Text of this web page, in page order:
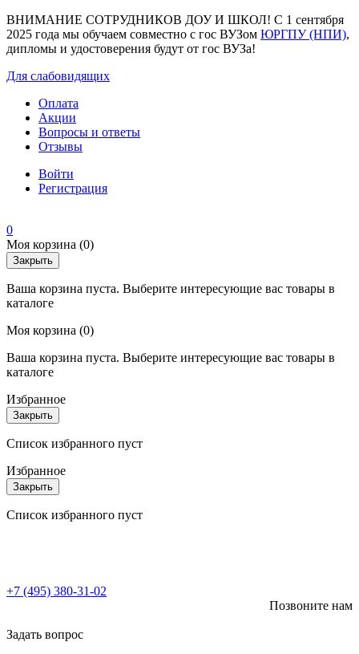
ВНИМАНИЕ СОТРУДНИКОВ ДОУ И ШКОЛ! С 1 сентября
2025 года мы обучаем совместно с гос ВУЗом ЮРГПУ (НПИ),
дипломы и удостоверения будут от гос ВУЗа!
Для слабовидящих
Оплата
Акции
Вопросы и ответы
Отзывы
Войти
Регистрация
0
Моя корзина (0)
Закрыть
Ваша корзина пуста. Выберите интересующие вас товары в
каталоге
Моя корзина (0)
Ваша корзина пуста. Выберите интересующие вас товары в
каталоге
Избранное
Закрыть
Список избранного пуст
Избранное
Закрыть
Список избранного пуст
+7 (495) 380-31-02
Позвоните нам
Задать вопрос